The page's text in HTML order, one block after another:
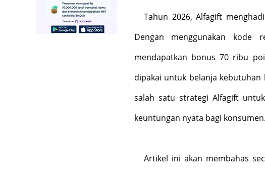
Tahun 2026, Alfagift
Dengan menggunakan kode
mendapatkan bonus 70 ribu
dipakai untuk belanja
salah satu strategi Alfagift
keuntungan nyata bagi konsumen.
Artikel ini akan membahas